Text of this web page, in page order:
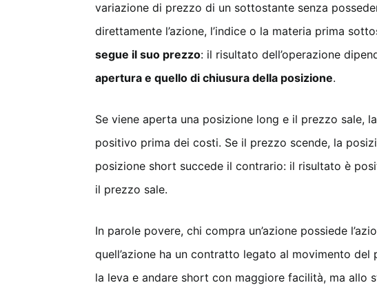
variazione di prezzo di un sottostante senza
direttamente l’azione, l’indice o la materia prima
segue il suo prezzo: il risultato dell’operazione
apertura e quello di chiusura della posizione.
Se viene aperta una posizione long e il prezzo sale,
positivo prima dei costi. Se il prezzo scende, la
posizione short succede il contrario: il risultato è
il prezzo sale.
In parole povere, chi compra un’azione possiede
quell’azione ha un contratto legato al movimento
la leva e andare short con maggiore facilità, ma allo